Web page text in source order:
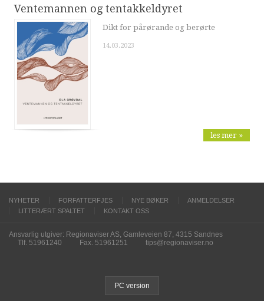
Ventemannen og tentakkeldyret
Dikt for pårørande og berørte
14.03.2023
les mer »
NYHETER FORFATTERFJES NYE BØKER
ANMELDELSER
LITTERÆRT SPALTET
KONTAKT OSS
Ansvarlig utgiver: Regionaviser AS, Gamleveien 87, 4315 Sandnes
Tlf. 51961240
Fax. 51961251 tips@regionaviser.no
PC version